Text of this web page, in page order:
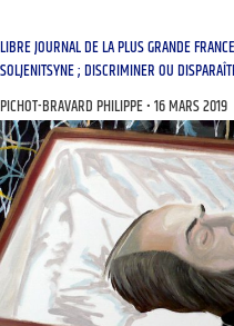
LIBRE JOURNAL DE LA PLUS GRANDE
SOLJENITSYNE ; DISCRIMINER OU
PICHOT-BRAVARD PHILIPPE 16 MARS 2019